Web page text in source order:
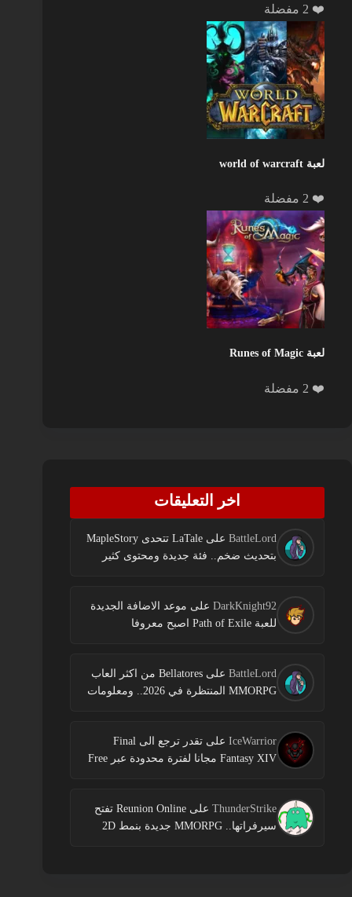
❤️ 2 مفضلة
لعبة world of warcraft
❤️ 2 مفضلة
لعبة Runes of Magic
❤️ 2 مفضلة
اخر التعليقات
BattleLord على
LaTale تتحدى MapleStory
بتحديث ضخم.. فئة جديدة ومحتوى كثير
DarkKnight92 على موعد الاضافة الجديدة
للعبة Path of Exile اصبح معروفا
BattleLord على
Bellatores من اكثر العاب
MMORPG المنتظرة في 2026.. ومعلومات
IceWarrior على
تقدر ترجع الى Final
Fantasy XIV مجانا لفترة محدودة عبر Free
ThunderStrike على
Reunion Online تفتح
سيرفراتها.. MMORPG جديدة بنمط 2D